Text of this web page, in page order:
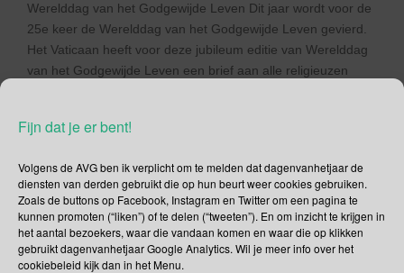
Fijn dat je er bent!
Volgens de AVG ben ik verplicht om te melden dat dagenvanhetjaar de
diensten van derden gebruikt die op hun beurt weer cookies gebruiken.
Zoals de buttons op Facebook, Instagram en Twitter om een pagina te
kunnen promoten (“liken”) of te delen (“tweeten”). En om inzicht te krijgen in
het aantal bezoekers, waar die vandaan komen en waar die op klikken
gebruikt dagenvanhetjaar Google Analytics. Wil je meer info over het
cookiebeleid kijk dan in het Menu.
Werelddag van het Godgewijde Leven Dit jaar wordt voor de
25e keer de Werelddag van het Godgewijde Leven gevierd.
Het Vaticaan heeft voor deze jubileum editie van Werelddag
van het Godgewijde Leven een brief aan alle religieuzen
vindt de […]
Lees verder